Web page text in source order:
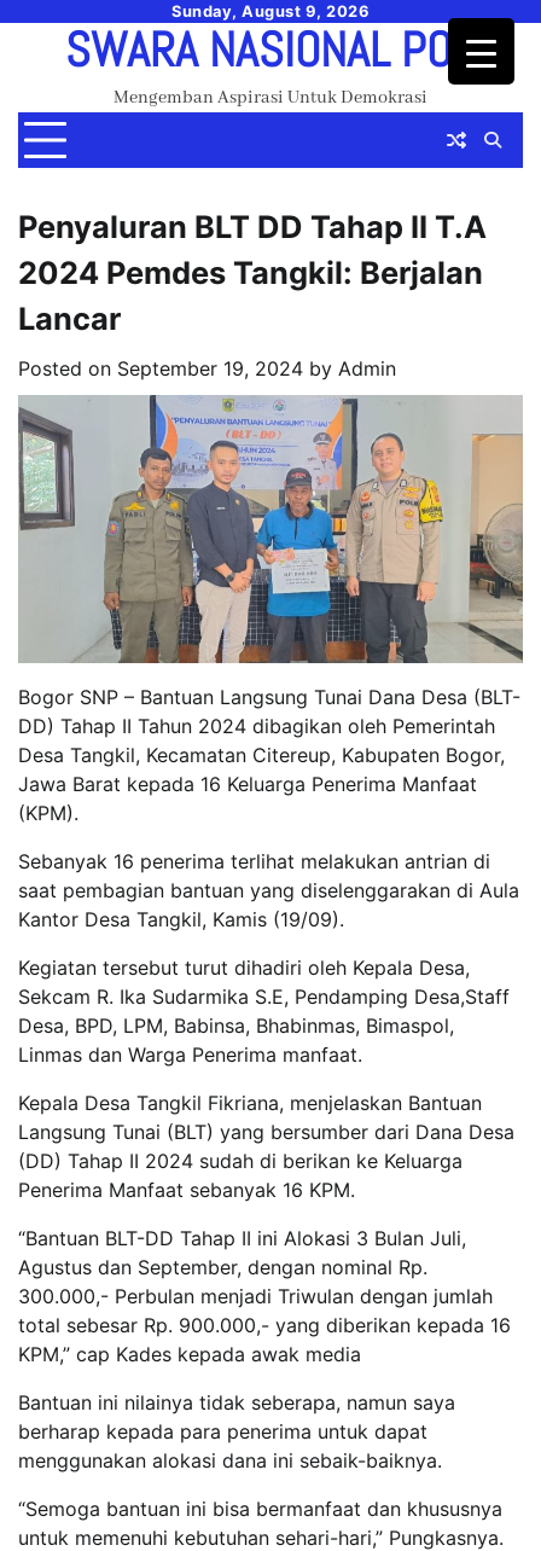
Sunday, August 9, 2026
SWARA NASIONAL POS
Mengemban Aspirasi Untuk Demokrasi
Penyaluran BLT DD Tahap II T.A
2024 Pemdes Tangkil: Berjalan
Lancar
Posted on September 19, 2024 by Admin
Bogor SNP – Bantuan Langsung Tunai Dana Desa (BLT-
DD) Tahap II Tahun 2024 dibagikan oleh Pemerintah
Desa Tangkil, Kecamatan Citereup, Kabupaten Bogor,
Jawa Barat kepada 16 Keluarga Penerima Manfaat
(KPM).
Sebanyak 16 penerima terlihat melakukan antrian di
saat pembagian bantuan yang diselenggarakan di Aula
Kantor Desa Tangkil, Kamis (19/09).
Kegiatan tersebut turut dihadiri oleh Kepala Desa,
Sekcam R. Ika Sudarmika S.E, Pendamping Desa,Staff
Desa, BPD, LPM, Babinsa, Bhabinmas, Bimaspol,
Linmas dan Warga Penerima manfaat.
Kepala Desa Tangkil Fikriana, menjelaskan Bantuan
Langsung Tunai (BLT) yang bersumber dari Dana Desa
(DD) Tahap II 2024 sudah di berikan ke Keluarga
Penerima Manfaat sebanyak 16 KPM.
“Bantuan BLT-DD Tahap II ini Alokasi 3 Bulan Juli,
Agustus dan September, dengan nominal Rp.
300.000,- Perbulan menjadi Triwulan dengan jumlah
total sebesar Rp. 900.000,- yang diberikan kepada 16
KPM,” cap Kades kepada awak media
Bantuan ini nilainya tidak seberapa, namun saya
berharap kepada para penerima untuk dapat
menggunakan alokasi dana ini sebaik-baiknya.
“Semoga bantuan ini bisa bermanfaat dan khususnya
untuk memenuhi kebutuhan sehari-hari,” Pungkasnya.